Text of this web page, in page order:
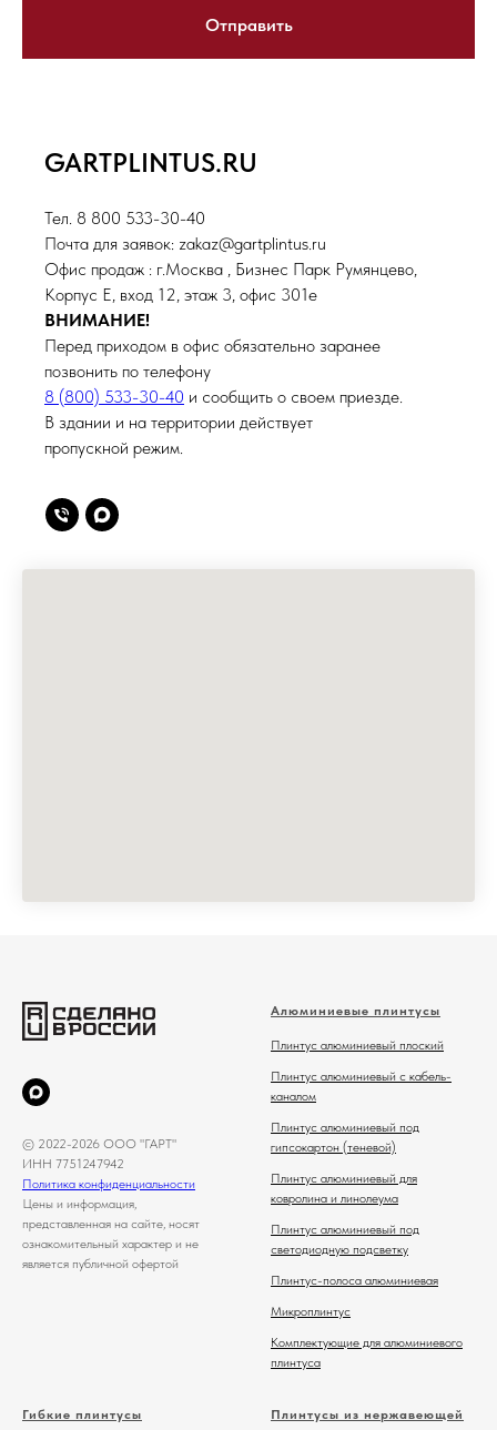
Отправить
GARTPLINTUS.RU
Тел. 8 800 533-30-40
Почта для заявок: zakaz@gartplintus.ru
Офис продаж : г.Москва , Бизнес Парк Румянцево,
Корпус Е, вход 12, этаж 3, офис 301е
ВНИМАНИЕ!
Перед приходом в офис обязательно заранее
позвонить по телефону
8 (800) 533-30-40 и сообщить о своем приезде.
В здании и на территории действует
пропускной режим.
© 2022-2026 ООО "ГАРТ"
ИНН 7751247942
Политика конфиденциальности
Цены и информация,
представленная на сайте, носят
ознакомительный характер и не
является публичной офертой
Алюминиевые плинтусы
Плинтус алюминиевый плоский
Плинтус алюминиевый с кабель-
каналом
Плинтус алюминиевый под
гипсокартон (теневой)
Плинтус алюминиевый для
ковролина и линолеума
Плинтус алюминиевый под
светодиодную подсветку
Плинтус-полоса алюминиевая
Микроплинтус
Комплектующие для алюминиевого
плинтуса
Гибкие плинтусы
Плинтусы из нержавеющей